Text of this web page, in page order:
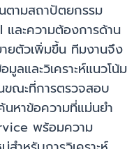
ตามสถาปัตยกรรม
ละความต้องการด้าน
ยตัวเพิ่มขึ้น ทีมงานจึง
มูลและวิเคราะห์แนวโน้ม
ขณะที่การตรวจสอบ
หาข้อความที่แม่นยำ
พร้อมความ